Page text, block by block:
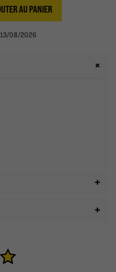
AU PANIER
13/08/2026